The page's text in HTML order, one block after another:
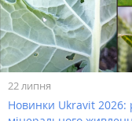
22 липня
Новинки Ukravit 2026: